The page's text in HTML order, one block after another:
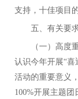
支持，十佳项目
五、有关要
（一） 高度
认识今年开展“喜
活动的重要意义
100%开展主题团